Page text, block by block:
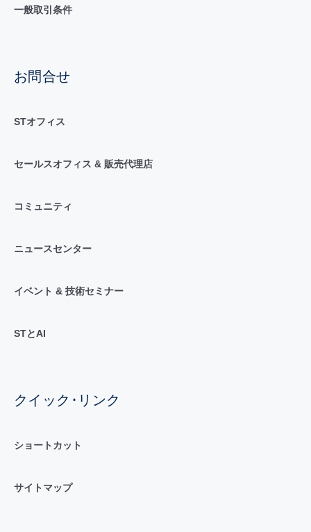
一般取引条件
お問合せ
STオフィス
セールスオフィス & 販売代理店
コミュニティ
ニュースセンター
イベント & 技術セミナー
STとAI
クイック･リンク
ショートカット
サイトマップ